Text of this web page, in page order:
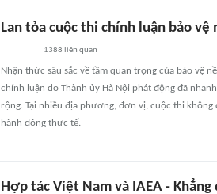
Lan tỏa cuộc thi chính luận bảo
1388 liên quan
Nhận thức sâu sắc về tầm quan trọng của bảo vệ
chính luận do Thành ủy Hà Nội phát động đã
rộng. Tại nhiều địa phương, đơn vị, cuộc thi
hành động thực tế.
Hợp tác Việt Nam và IAEA -